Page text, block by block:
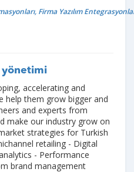
Firma Yazılım
yönetimi
accelerating and
help them grow bigger and
and experts from
make our industry grow on
strategies for Turkish
retailing - Digital
- Performance
brand management